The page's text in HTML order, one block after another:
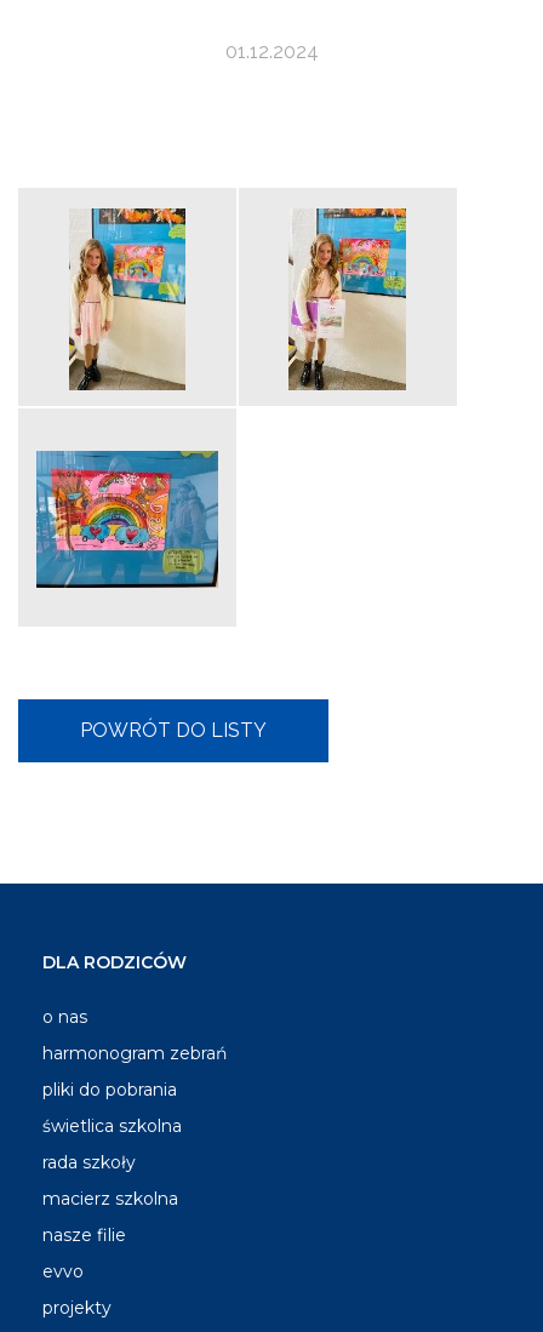
01.12.2024
DLA RODZICÓW
o nas
harmonogram zebrań
pliki do pobrania
świetlica szkolna
rada szkoły
macierz szkolna
nasze filie
evvo
projekty